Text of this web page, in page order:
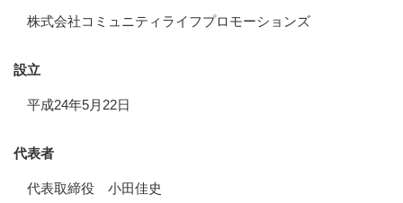
株式会社コミュニティライフプロモーションズ
設立
平成24年5月22日
代表者
代表取締役 小田佳史